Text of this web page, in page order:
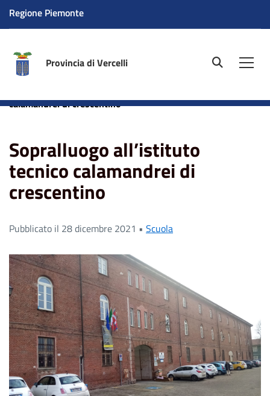
Regione Piemonte
Provincia di Vercelli site.searc
calamandrei di crescentino
Sopralluogo all’istituto
tecnico calamandrei di
crescentino
Pubblicato il 28 dicembre 2021 • Scuola